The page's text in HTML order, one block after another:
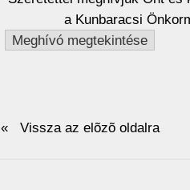
a Kunbaracsi
Meghívó megtekintése
« Vissza az elõzõ oldalra